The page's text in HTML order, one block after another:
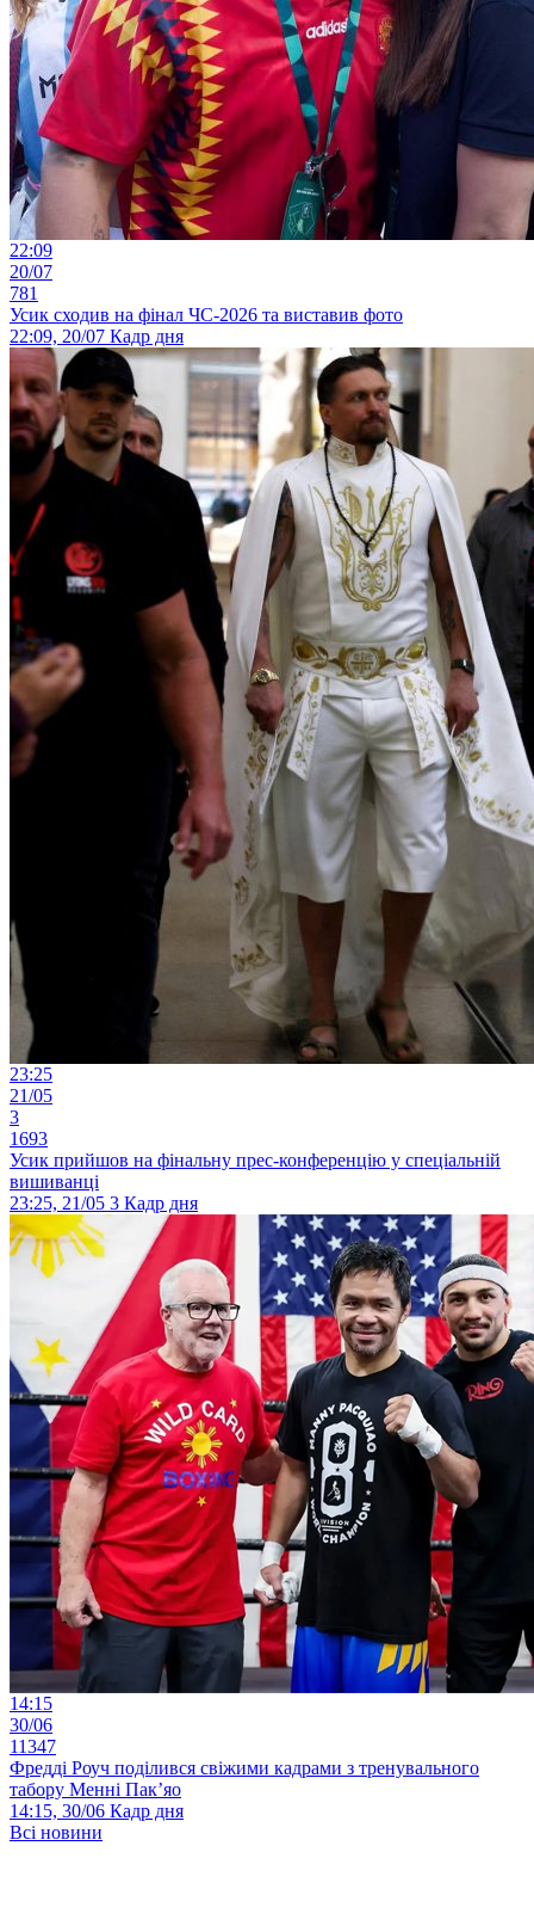
22:09
20/07
781
Усик сходив на фінал ЧС-2026 та виставив фото
22:09, 20/07 Кадр дня
23:25
21/05
3
1693
Усик прийшов на фінальну прес-конференцію у спеціальній
вишиванці
23:25, 21/05 3 Кадр дня
14:15
30/06
11347
Фредді Роуч поділився свіжими кадрами з тренувального
табору Менні Пак’яо
14:15, 30/06 Кадр дня
Всі новини